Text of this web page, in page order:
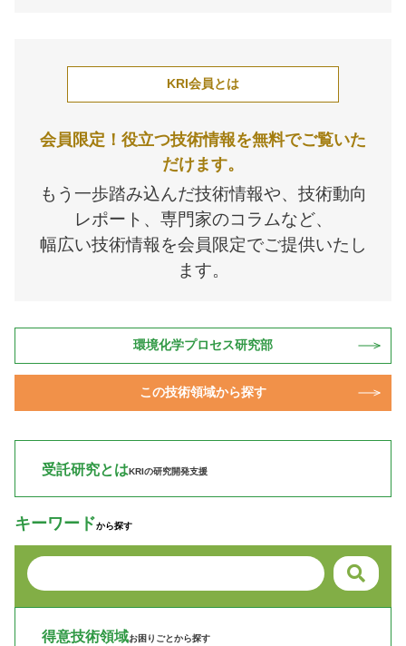
KRI会員とは
会員限定！役立つ技術情報を無料でご覧いた
だけます。
もう一歩踏み込んだ技術情報や、技術動向
レポート、専門家のコラムなど、
幅広い技術情報を会員限定でご提供いたし
ます。
環境化学プロセス研究部
この技術領域から探す
受託研究とはKRIの研究開発支援
キーワードから探す
得意技術領域お困りごとから探す